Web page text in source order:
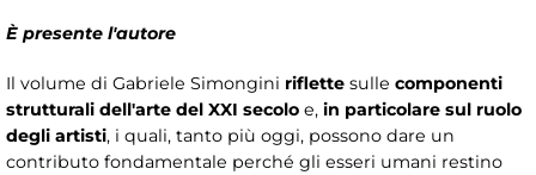
È presente l'autore
Il volume di Gabriele Simongini riflette sulle componenti
strutturali dell'arte del XXI secolo e, in particolare sul ruolo
degli artisti, i quali, tanto più oggi, possono dare un
contributo fondamentale perché gli esseri umani restino